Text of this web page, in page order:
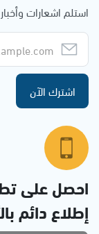
استلم اشعارات
اشترك الآن
احصل على
إطلاع دائم